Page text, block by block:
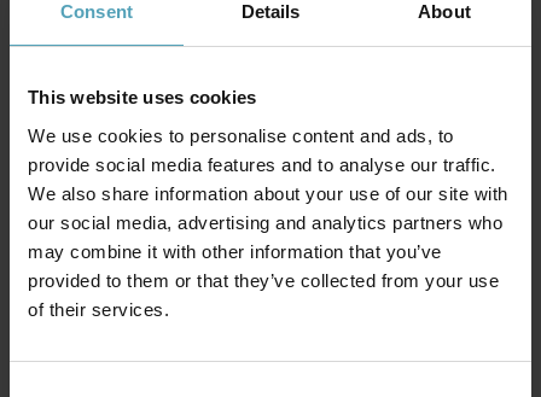
Consent Details About
This website uses cookies
We use cookies to personalise content and ads, to
provide social media features and to analyse our traffic.
We also share information about your use of our site with
our social media, advertising and analytics partners who
may combine it with other information that you’ve
provided to them or that they’ve collected from your use
of their services.
WESTINGHOUSE
Industrial Ø122
1 120 kr
Capo Ø48
1 599 kr